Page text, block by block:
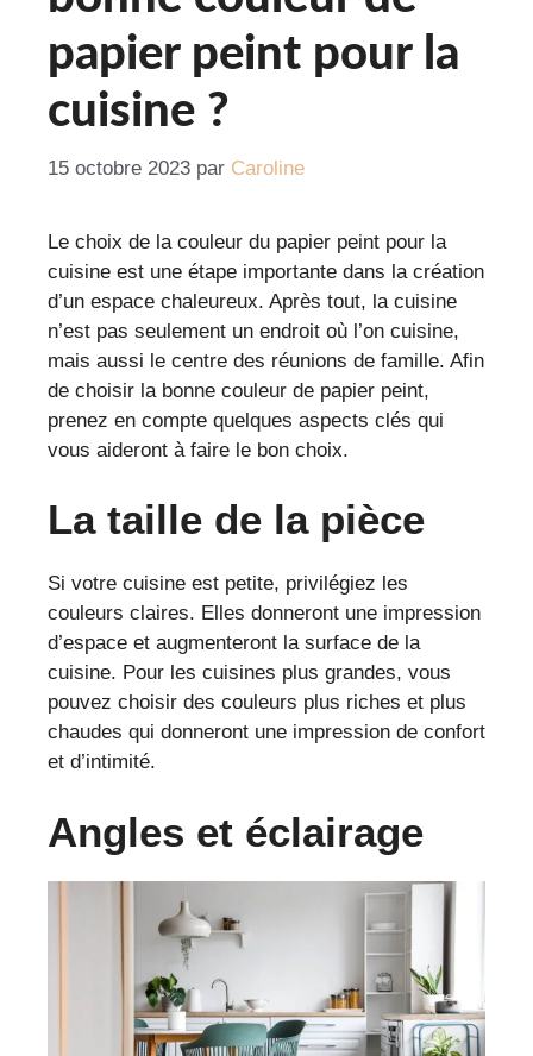
papier peint pour la
cuisine ?
15 octobre 2023 par Caroline
Le choix de la couleur du papier peint pour la
cuisine est une étape importante dans la création
d’un espace chaleureux. Après tout, la cuisine
n’est pas seulement un endroit où l’on cuisine,
mais aussi le centre des réunions de famille. Afin
de choisir la bonne couleur de papier peint,
prenez en compte quelques aspects clés qui
vous aideront à faire le bon choix.
La taille de la pièce
Si votre cuisine est petite, privilégiez les
couleurs claires. Elles donneront une impression
d’espace et augmenteront la surface de la
cuisine. Pour les cuisines plus grandes, vous
pouvez choisir des couleurs plus riches et plus
chaudes qui donneront une impression de confort
et d’intimité.
Angles et éclairage